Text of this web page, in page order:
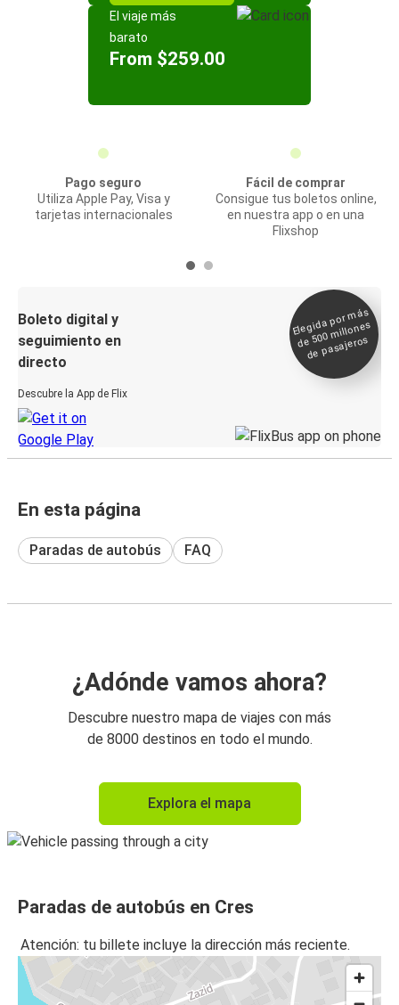
El viaje más
barato
From $259.00
Pago seguro
Utiliza Apple Pay, Visa y
tarjetas internacionales
Fácil de comprar
Consigue tus boletos online,
en nuestra app o en una
Flixshop
Boleto digital y
seguimiento en
directo
Descubre la App de Flix
Elegida por
más
de 500
millones
de pasajeros
En esta página
Paradas de autobús FAQ
¿Adónde vamos ahora?
Descubre nuestro mapa de viajes con más
de 8000 destinos en todo el mundo.
Explora el mapa
Paradas de autobús en Cres
Atención: tu billete incluye la dirección más reciente.